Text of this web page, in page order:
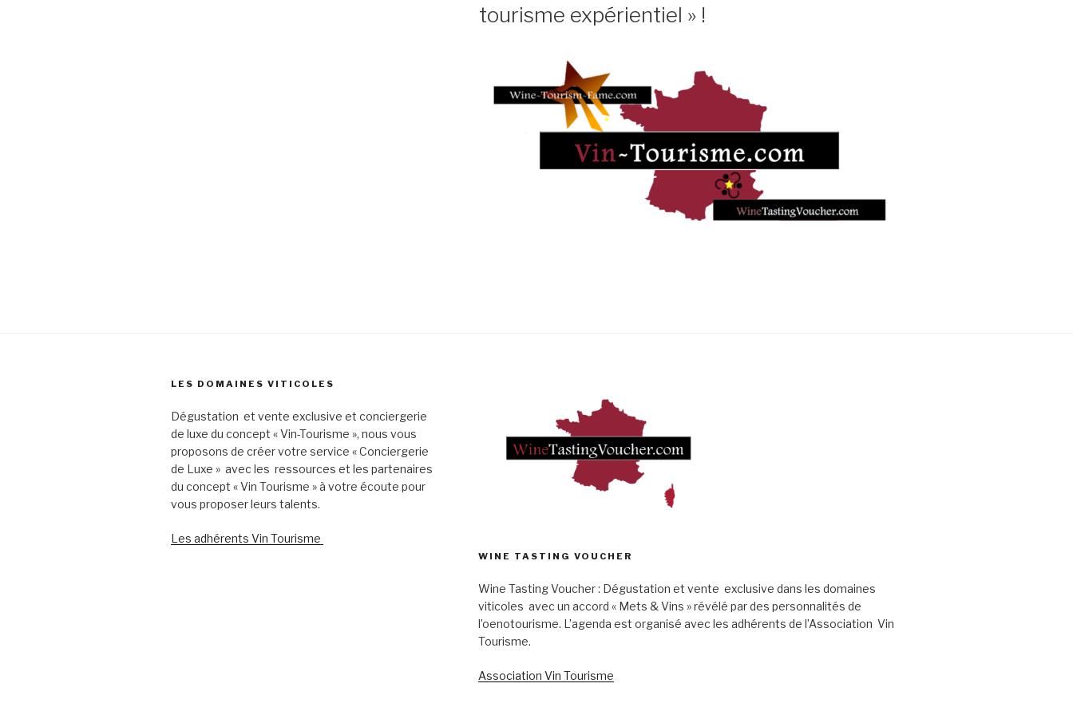
tourisme expérientiel » !
LES DOMAINES VITICOLES
Dégustation et vente exclusive et conciergerie
de luxe du concept « Vin-Tourisme », nous vous
proposons de créer votre service « Conciergerie
de Luxe » avec les ressources et les partenaires
du concept « Vin Tourisme » à votre écoute pour
vous proposer leurs talents.
Les adhérents Vin Tourisme
WINE TASTING VOUCHER
Wine Tasting Voucher : Dégustation et vente exclusive dans les domaines
viticoles avec un accord « Mets & Vins » révélé par des personnalités de
l’oenotourisme. L’agenda est organisé avec les adhérents de l’Association Vin
Tourisme.
Association Vin Tourisme